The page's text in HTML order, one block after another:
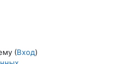
(Вход)